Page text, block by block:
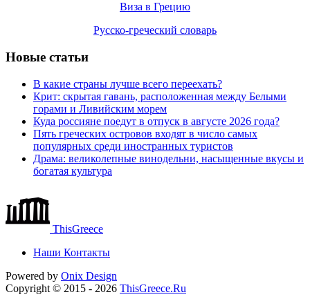
Виза в Грецию
Русско-греческий словарь
Новые статьи
В какие страны лучше всего переехать?
Крит: скрытая гавань, расположенная между Белыми
горами и Ливийским морем
Куда россияне поедут в отпуск в августе 2026 года?
Пять греческих островов входят в число самых
популярных среди иностранных туристов
Драма: великолепные винодельни, насыщенные вкусы и
богатая культура
ThisGreece
Наши Контакты
Powered by Onix Design
Copyright © 2015 - 2026 ThisGreece.Ru